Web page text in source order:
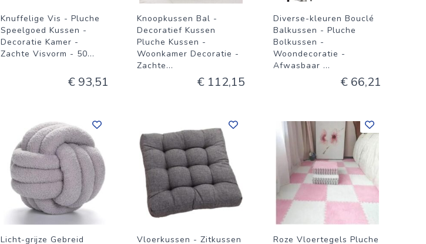
Knuffelige Vis - Pluche
Speelgoed Kussen -
Decoratie Kamer -
Zachte Visvorm - 50...
€ 93,51
Knoopkussen Bal -
Decoratief Kussen
Pluche Kussen -
Woonkamer Decoratie -
Zachte...
€ 112,15
Diverse-kleuren Bouclé
Balkussen - Pluche
Bolkussen -
Woondecoratie -
Afwasbaar ...
€ 66,21
Licht-grijze Gebreid
Vloerkussen - Zitkussen
Roze Vloertegels Pluche